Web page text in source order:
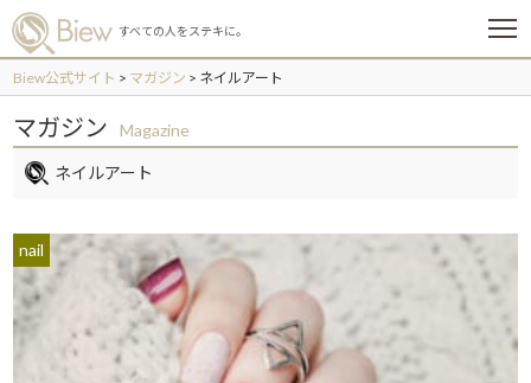
すべての人をステキに。
メ
ー
Biew公式サイト > マガジン > ネイルアート
マガジン Magazine
ネイルアート
nail